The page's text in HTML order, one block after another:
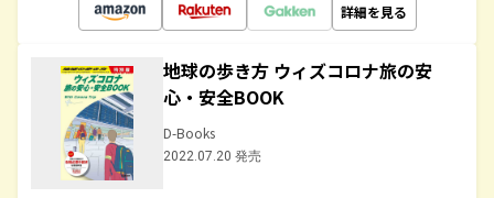
詳細を見る
地球の歩き方 ウィズコロナ旅の安
心・安全BOOK
D-Books
2022.07.20 発売